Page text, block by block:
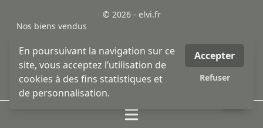
© 2026 - elvi.fr
Nos biens vendus
Mentions légales
MLI - mon logiciel immobilier - logiciel & site internet
immobilier
honoraires
En poursuivant la navigation sur ce
site, vous acceptez l’utilisation de
cookies à des fins statistiques et
de personnalisation.
Accepter
Refuser